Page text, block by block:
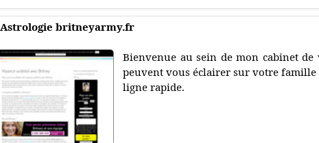
Astrologie britneyarmy.fr
Bienvenue au sein de mon cabinet
peuvent vous éclairer sur votre famille
ligne rapide.